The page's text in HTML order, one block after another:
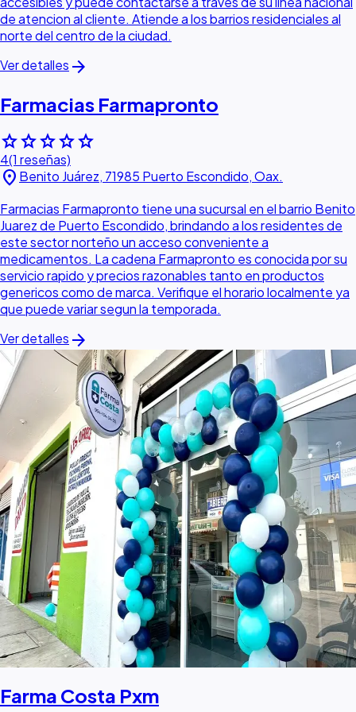
de atencion al cliente. Atiende a los barrios residenciales al
norte del centro de la ciudad.
Ver detalles arrow_forward
Farmacias Farmapronto
starstarstarstarstar
4(1 reseñas)
location_on Benito Juárez, 71985 Puerto Escondido, Oax.
Farmacias Farmapronto tiene una sucursal en el barrio Benito
Juarez de Puerto Escondido, brindando a los residentes de
este sector norteño un acceso conveniente a
medicamentos. La cadena Farmapronto es conocida por su
servicio rapido y precios razonables tanto en productos
genericos como de marca. Verifique el horario localmente ya
que puede variar segun la temporada.
Ver detalles arrow_forward
Farma Costa Pxm